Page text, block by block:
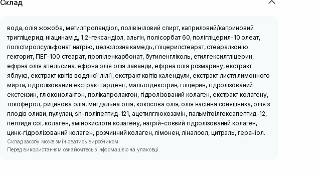
Склад
вода, олія жожоба, метилпропандіол, полівініловий спирт, каприловий/каприновий
тригліцерид, ніацинамід, 1,2-гександіол, альгін, полісорбат 60, полігліцерил-10 олеат,
полістиролсульфонат натрію, целюлозна камедь, гліцерилстеарат, стеаралконію
гекторит, ПЕГ-100 стеарат, пропіленкарбонат, бутиленгліколь, етилгексилгліцерин,
ефірна олія апельсина, ефірна олія олія лаванди, ефірна олія розмарину, екстракт
яблука, екстракт квітів водяної лілії, екстракт квітів календули, екстракт листя лимонного
мирта, гідролізований екстракт гарденії, мальтодекстрин, гліцерин, гідролізований
екстензин, глюконолактон, полікапролактон, гідролізований колаген, екстракт колагену,
токоферол, рицинова олія, мигдальна олія, кокосова олія, олія насіння соняшника, олія з
плодів оливи, пулулан, sh-поліпептид-121, ацетилглюкозамін, пальмітоілгексапептид-12,
пептиди сої, колаген, амінокислоти колагену, натрій-соєвий гідролізований колаген,
цинк-гідролізований колаген, розчинний колаген, лімонен, ліналоол, цитраль, гераніол.
Склад засобу може змінюватись виробником.
Перед використанням ознайомтесь з інформацією на упаковці.